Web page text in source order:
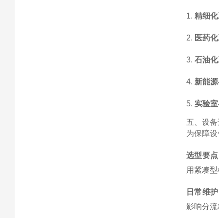
1.精细
2. 医药
3.石油
4. 新能
5. 实验
五、设
为保障
选型要点
用紧凑
日常维护
影响分